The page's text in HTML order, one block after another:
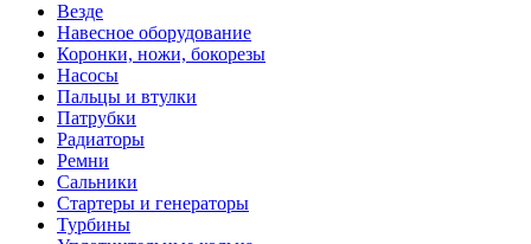
Везде
Навесное оборудование
Коронки, ножи, бокорезы
Насосы
Пальцы и втулки
Патрубки
Радиаторы
Ремни
Сальники
Стартеры и генераторы
Турбины